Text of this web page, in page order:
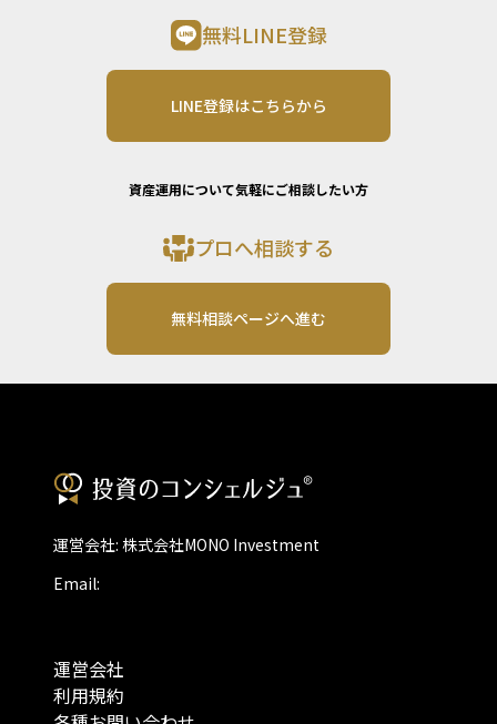
無料LINE登録
LINE登録はこちらから
資産運用について気軽にご相談したい方
プロへ相談する
無料相談ページへ進む
運営会社: 株式会社MONO Investment
Email:
運営会社
利用規約